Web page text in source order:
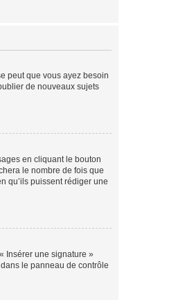
peut que vous ayez besoin
de nouveaux sujets
en cliquant le bouton
le nombre de fois que
qu’ils puissent rédiger une
Insérer une signature »
le panneau de contrôle